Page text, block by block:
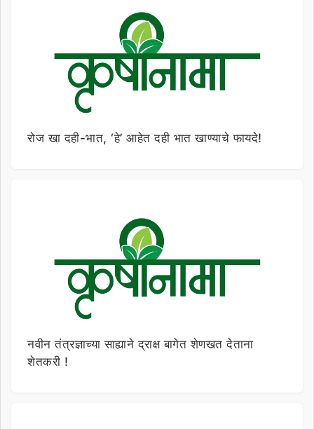
रोज खा दही-भात, ‘हे’ आहेत दही भात खाण्याचे फायदे!
नवीन तंत्रज्ञाच्या साह्याने द्राक्ष बागेत शेणखत देताना
शेतकरी !